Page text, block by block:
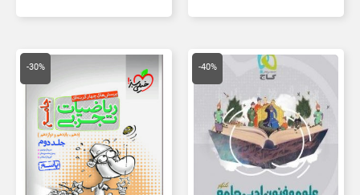
-40%
قیمت
اصلی
79,000 تومان
بود.
قیمت
فعلی
-30%
قیمت
100,000 تومان
بود.
قیمت
فعلی